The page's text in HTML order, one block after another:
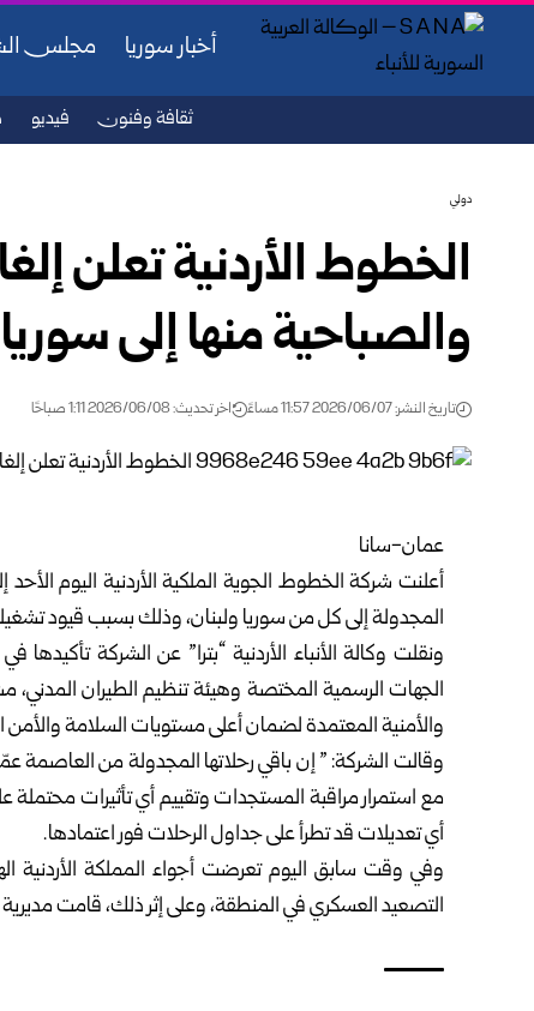
أخبار سوريا مجلس
ثقافة وفنون فيديو
دولي
الخطوط الأردنية تعلن
والصباحية منها إلى
تاريخ النشر: 2026/06/07 11:57 مساءً اخر تحديث: 2026/06/08 1:11 صباحًا
عمان-سانا
أعلنت شركة الخطوط الجوية الملكية الأردنية اليوم الأحد
المجدولة إلى كل من سوريا ولبنان، وذلك بسبب قيود
ونقلت وكالة الأنباء الأردنية “بترا” عن الشركة
الجهات الرسمية المختصة وهيئة تنظيم الطيران المدني،
والأمنية المعتمدة لضمان أعلى مستويات السلامة والأمن
وقالت الشركة: ” إن باقي رحلاتها المجدولة من العاصمة
مع استمرار مراقبة المستجدات وتقييم أي تأثيرات محتملة
أي تعديلات قد تطرأ على جداول الرحلات فور اعتمادها.
وفي وقت سابق اليوم تعرضت أجواء المملكة الأردنية
التصعيد العسكري في المنطقة، وعلى إثر ذلك، قامت مديرية